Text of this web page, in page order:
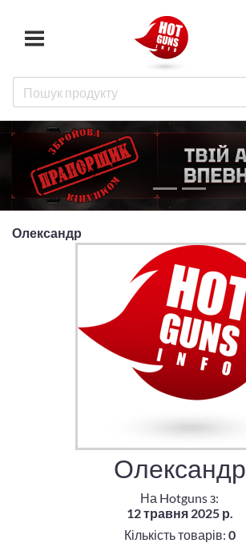
Олександр
Олександр
На Hotguns з:
12 травня 2025 р.
Кількість товарів: 0